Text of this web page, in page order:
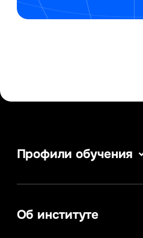
Профили обучения
Информатика
аналитика
Управление в сфере
Об институте